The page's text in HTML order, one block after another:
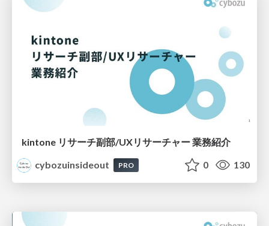
kintone リサーチ副部/UXリサーチャー 業務紹介
cybozuinsideout
PRO 0 130